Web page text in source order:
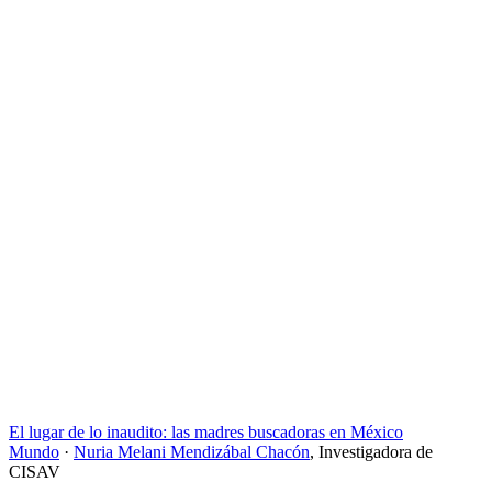
El lugar de lo inaudito: las madres buscadoras en México
Mundo · Nuria Melani Mendizábal Chacón, Investigadora de
CISAV